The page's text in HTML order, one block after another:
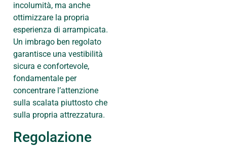
incolumità, ma anche
ottimizzare la propria
esperienza di arrampicata.
Un imbrago ben regolato
garantisce una vestibilità
sicura e confortevole,
fondamentale per
concentrare l’attenzione
sulla scalata piuttosto che
sulla propria attrezzatura.
Regolazione